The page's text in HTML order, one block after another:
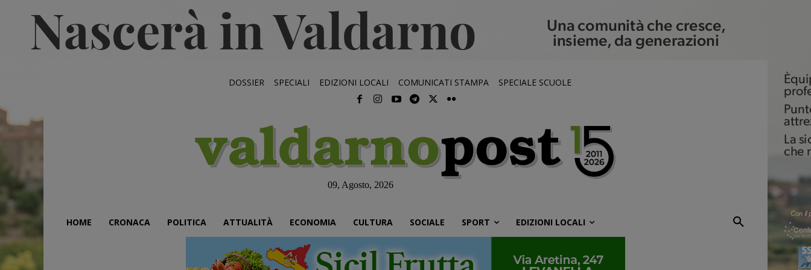
DOSSIER SPECIALI EDIZIONI LOCALI COMUNICATI STAMPA SPECIALE SCUOLE
09, Agosto, 2026
HOME CRONACA POLITICA ATTUALITÀ ECONOMIA CULTURA SOCIALE SPORT EDIZIONI LOCALI